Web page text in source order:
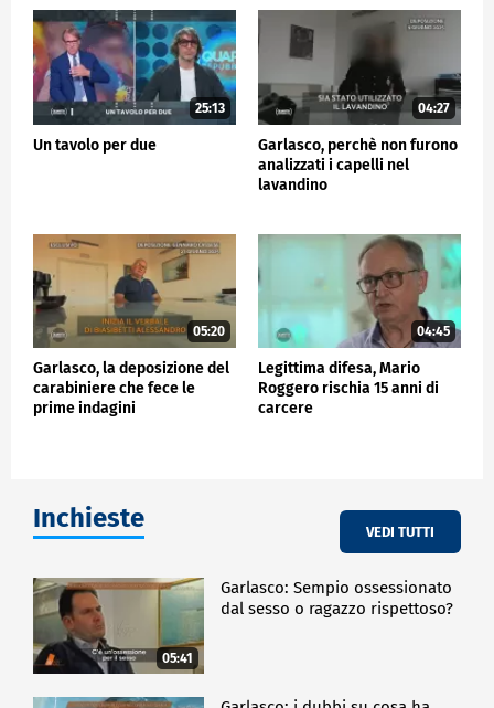
25:13
Un tavolo per due
04:27
Garlasco, perchè non furono
analizzati i capelli nel
lavandino
05:20
Garlasco, la deposizione del
carabiniere che fece le
prime indagini
04:45
Legittima difesa, Mario
Roggero rischia 15 anni di
carcere
Inchieste VEDI TUTTI
05:41
Garlasco: Sempio ossessionato
dal sesso o ragazzo rispettoso?